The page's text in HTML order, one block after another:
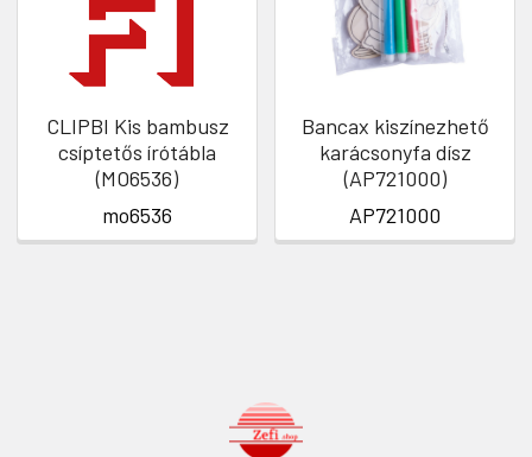
CLIPBI Kis bambusz
csíptetős írótábla
(MO6536)
mo6536
Bancax kiszínezhető
karácsonyfa dísz
(AP721000)
AP721000